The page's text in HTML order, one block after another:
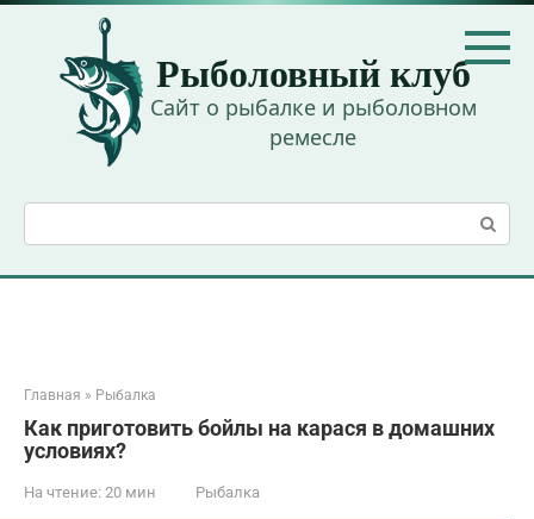
Перейти
контенту
Рыболовный клуб
Сайт о рыбалке и рыболовном
ремесле
Главная » Рыбалка
Как приготовить бойлы на карася в домашних
условиях?
На чтение: 20 мин Рыбалка